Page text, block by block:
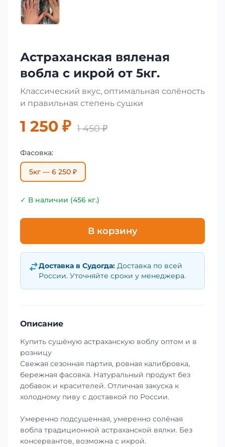
Астраханская вяленая
вобла с икрой от 5кг.
Классический вкус, оптимальная солёность
и правильная степень сушки
1 250 ₽ 1 450 ₽
Фасовка:
5кг — 6 250 ₽
✓ В наличии (456 кг.)
В корзину
Доставка в Судогда: Доставка по всей
России. Уточняйте сроки у менеджера.
Описание
Купить сушёную астраханскую воблу оптом и в
розницу
Свежая сезонная партия, ровная калибровка,
бережная фасовка. Натуральный продукт без
добавок и красителей. Отличная закуска к
холодному пиву с доставкой по России.
Умеренно подсушенная, умеренно солёная
вобла традиционной астраханской вялки. Без
консервантов, возможна с икрой.